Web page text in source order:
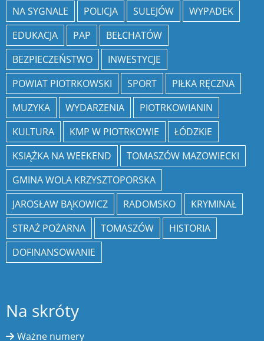
NA SYGNALE
POLICJA SULEJÓW
WYPADEK
EDUKACJA
PAP
BEŁCHATÓW
BEZPIECZEŃSTWO
INWESTYCJE
POWIAT PIOTRKOWSKI
SPORT
PIŁKA RĘCZNA
MUZYKA
WYDARZENIA
PIOTRKOWIANIN
KULTURA
KMP W PIOTRKOWIE
ŁÓDZKIE
KSIĄŻKA NA WEEKEND
TOMASZÓW MAZOWIECKI
GMINA WOLA KRZYSZTOPORSKA
JAROSŁAW BĄKOWICZ
RADOMSKO
KRYMINAŁ
STRAŻ POŻARNA
TOMASZÓW
HISTORIA
DOFINANSOWANIE
Na skróty
Ważne numery